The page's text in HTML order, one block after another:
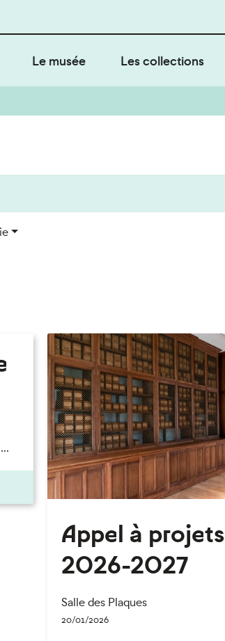
Le musée Les collections
Appel à projets
2026-2027
Salle des Plaques
20/01/2026
des cookies